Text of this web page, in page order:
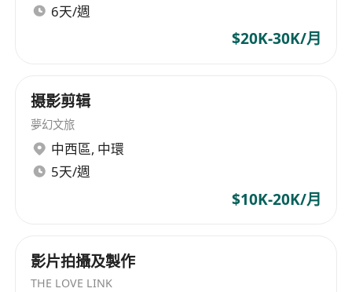
6天/週
$20K-30K/月
摄影剪辑
夢幻文旅
中西區, 中環
5天/週
$10K-20K/月
影片拍攝及製作
THE LOVE LINK